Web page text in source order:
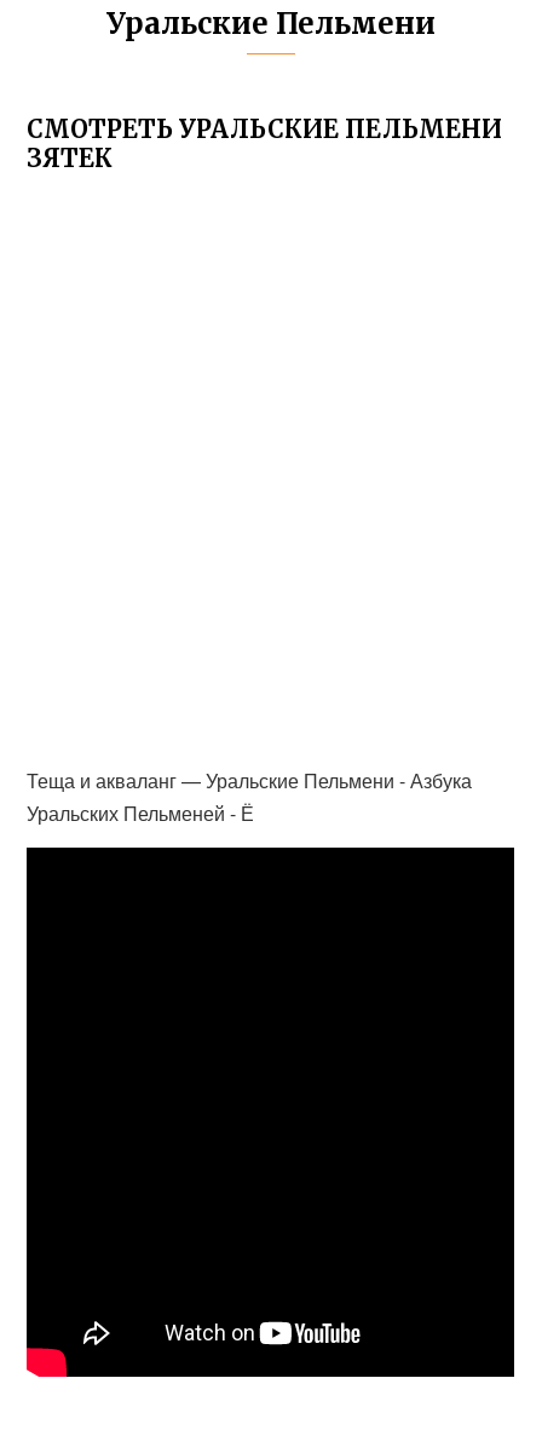
Уральские Пельмени
СМОТРЕТЬ УРАЛЬСКИЕ ПЕЛЬМЕНИ
ЗЯТЕК
Теща и акваланг — Уральские Пельмени - Азбука
Уральских Пельменей - Ё